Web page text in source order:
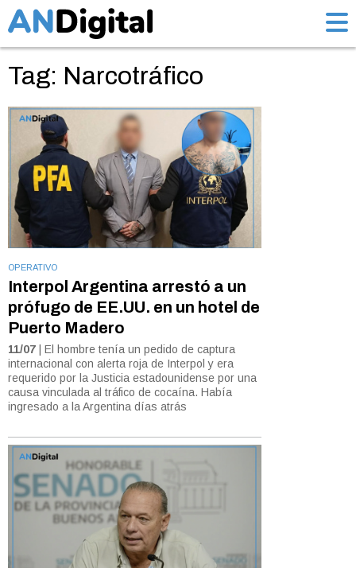
Tag: Narcotráfico
OPERATIVO
Interpol Argentina arrestó a un
prófugo de EE.UU. en un hotel de
Puerto Madero
11/07 | El hombre tenía un pedido de captura
internacional con alerta roja de Interpol y era
requerido por la Justicia estadounidense por una
causa vinculada al tráfico de cocaína. Había
ingresado a la Argentina días atrás